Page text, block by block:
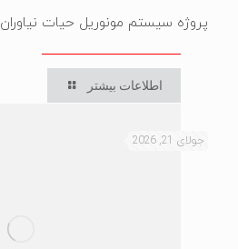
پروژه سیستم مونوریل حیات نیاوران
اطلاعات بیشتر
جولای 21, 2026